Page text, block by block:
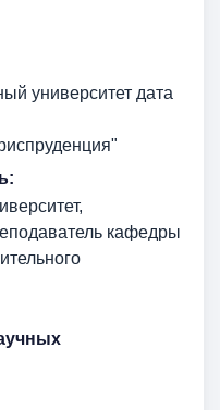
университет дата
кафедры